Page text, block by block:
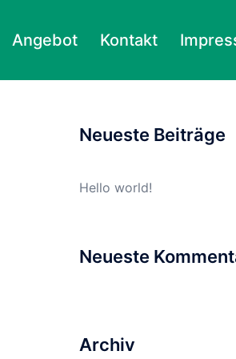
Angebot Kontakt
Suchen
Neueste Beiträge
Hello world!
Neueste
Archiv